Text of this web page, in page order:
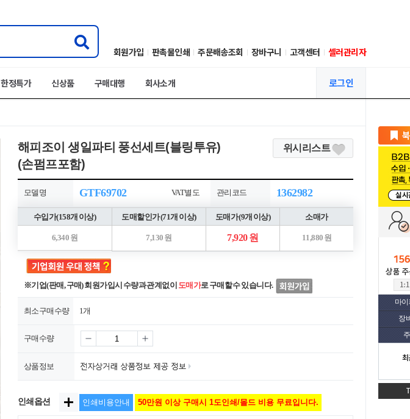
회원가입 판촉물인쇄 주문배송조회 장바구니 고객센터 셀러관리자
한정특가 신상품 구매대행 회사소개 로그인
마
장
해피조이 생일파티 풍선세트(블링투유)
(손펌프포함)
위시리스트
모델명 GTF69702 VAT별도 관리코드 1362982
수입가(158개 이상) 도매할인가 (71개 이상) 도매가 (9개 이상) 소매가
6,340 원 7,130 원 7,920 원 11,880 원
※기업(판매, 구매) 회원가입시 수량과 관계없이 도매가로 구매할 수 있습니다.
최소구매수량 1개
구매수량
상품정보
인쇄옵션 인쇄비용안내 50만원 이상 구매시 1도인쇄/몰드 비용 무료입니다.